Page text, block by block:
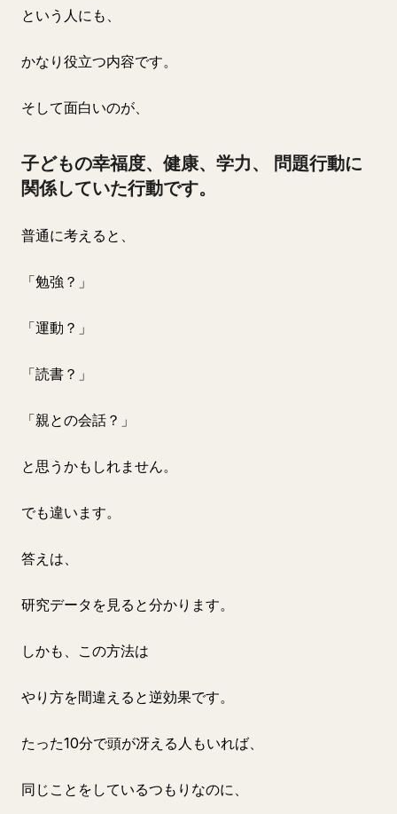
という人にも、
かなり役立つ内容です。
そして面白いのが、
子どもの幸福度、健康、学力、 問題行動に
関係していた行動です。
普通に考えると、
「勉強？」
「運動？」
「読書？」
「親との会話？」
と思うかもしれません。
でも違います。
答えは、
研究データを見ると分かります。
しかも、この方法は
やり方を間違えると逆効果です。
たった10分で頭が冴える人もいれば、
同じことをしているつもりなのに、